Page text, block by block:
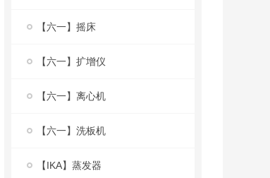
【六一】摇床
【六一】扩增仪
【六一】离心机
【六一】洗板机
【IKA】蒸发器